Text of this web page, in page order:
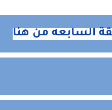
السابعه من هنا